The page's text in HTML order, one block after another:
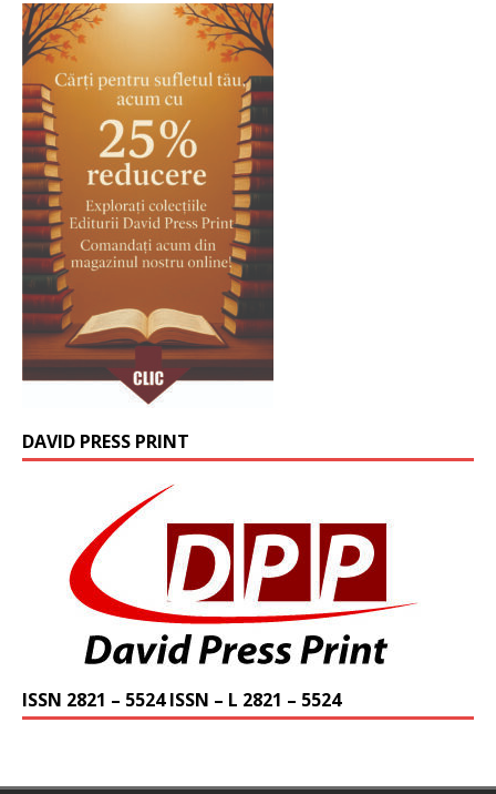
DAVID PRESS PRINT
ISSN 2821 – 5524 ISSN – L 2821 – 5524